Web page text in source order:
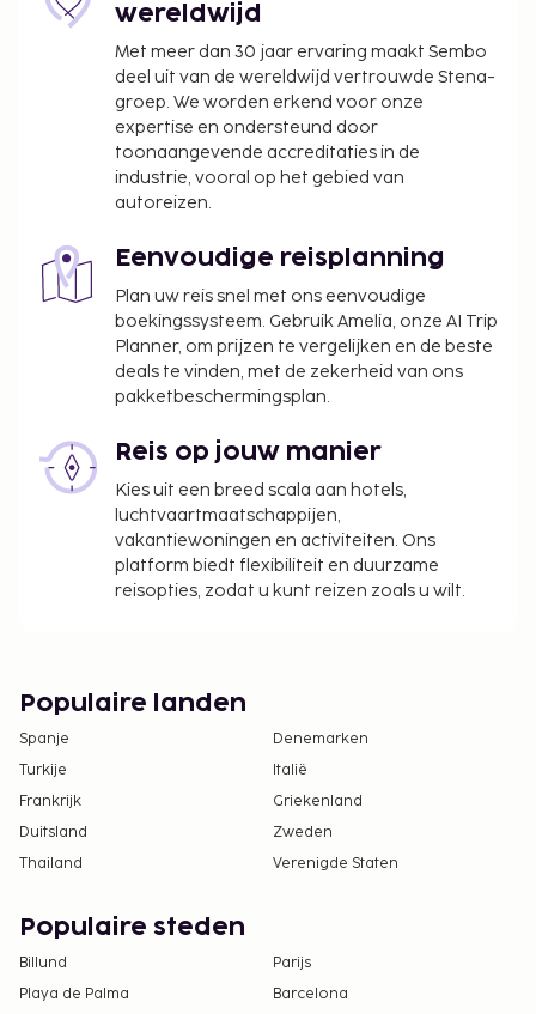
wereldwijd
Met meer dan 30 jaar ervaring maakt Sembo
deel uit van de wereldwijd vertrouwde Stena-
groep. We worden erkend voor onze
expertise en ondersteund door
toonaangevende accreditaties in de
industrie, vooral op het gebied van
autoreizen.
Eenvoudige reisplanning
Plan uw reis snel met ons eenvoudige
boekingssysteem. Gebruik Amelia, onze AI Trip
Planner, om prijzen te vergelijken en de beste
deals te vinden, met de zekerheid van ons
pakketbeschermingsplan.
Reis op jouw manier
Kies uit een breed scala aan hotels,
luchtvaartmaatschappijen,
vakantiewoningen en activiteiten. Ons
platform biedt flexibiliteit en duurzame
reisopties, zodat u kunt reizen zoals u wilt.
Populaire landen
Spanje
Denemarken
Turkije
Italië
Frankrijk
Griekenland
Duitsland
Zweden
Thailand
Verenigde Staten
Populaire steden
Billund
Parijs
Playa de Palma
Barcelona